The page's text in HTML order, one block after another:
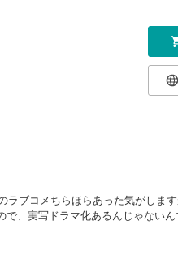
ブコメちらほらあった気がしま
、実写ドラマ化あるんじゃないん